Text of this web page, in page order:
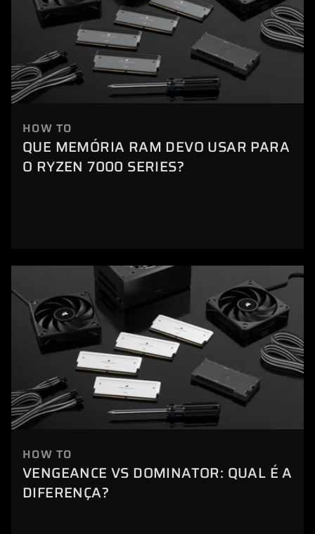
HOW TO
QUE MEMÓRIA RAM DEVO USAR PARA
O RYZEN 7000 SERIES?
HOW TO
VENGEANCE VS DOMINATOR: QUAL É A
DIFERENÇA?